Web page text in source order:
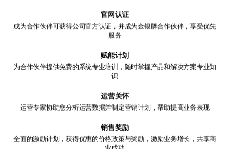
官网认证
成为合作伙伴可获得公司官方认证，并成为金银牌合作伙伴，享受优先
服务
赋能计划
为合作伙伴提供免费的系统专业培训，随时掌握产品和解决方案专业知
识
运营关怀
运营专家协助您分析运营数据并制定营销计划，帮助提高业务表现
销售奖励
全面的激励计划，获得优惠的价格政策与奖励，激励业务增长，共享商